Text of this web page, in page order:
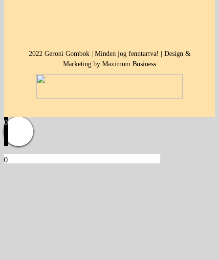
2022 Geroni Gombok | Minden jog fenntartva! | Design &
Marketing by Maximum Business
0
0